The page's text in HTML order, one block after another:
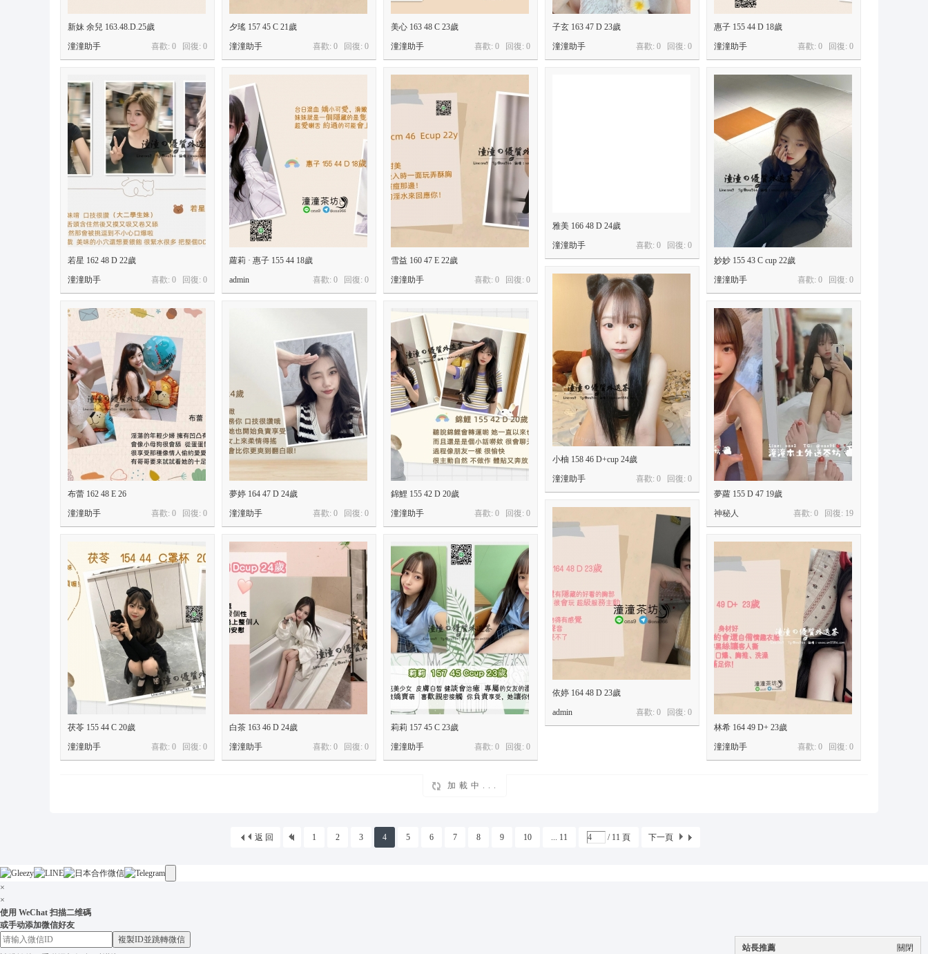
新妹 余兒 163.48.D.25歲
喜歡: 0 回復: 0
潼潼助手
夕瑤 157 45 C 21歲
喜歡: 0 回復: 0
潼潼助手
美心 163 48 C 23歲
喜歡: 0 回復: 0
潼潼助手
子玄 163 47 D 23歲
喜歡: 0 回復: 0
潼潼助手
惠子 155 44 D 18歲
喜歡: 0 回復: 0
潼潼助手
若星 162 48 D 22歲
喜歡: 0 回復: 0
潼潼助手
蘿莉 · 惠子 155 44 18歲
喜歡: 0 回復: 0
admin
雪益 160 47 E 22歲
喜歡: 0 回復: 0
潼潼助手
雅美 166 48 D 24歲
喜歡: 0 回復: 0
潼潼助手
妙妙 155 43 C cup 22歲
喜歡: 0 回復: 0
潼潼助手
小柚 158 46 D+cup 24歲
喜歡: 0 回復: 0
潼潼助手
布蕾 162 48 E 26
喜歡: 0 回復: 0
潼潼助手
夢婷 164 47 D 24歲
喜歡: 0 回復: 0
潼潼助手
錦鯉 155 42 D 20歲
喜歡: 0 回復: 0
潼潼助手
夢蘿 155 D 47 19歲
喜歡: 0 回復: 19
神秘人
依婷 164 48 D 23歲
喜歡: 0 回復: 0
admin
茯苓 155 44 C 20歲
喜歡: 0 回復: 0
潼潼助手
白茶 163 46 D 24歲
喜歡: 0 回復: 0
潼潼助手
莉莉 157 45 C 23歲
喜歡: 0 回復: 0
潼潼助手
林希 164 49 D+ 23歲
喜歡: 0 回復: 0
潼潼助手
加載中...
1 2 3 4 5 6 7 8 9 10 ... 11 / 11 頁 下一頁
返 回
關閉
站長推薦
×
×
使用 WeChat 扫描二维碼
或手动添加微信好友
複製ID並跳轉微信